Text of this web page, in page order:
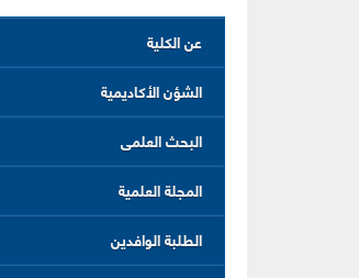
عن الكلية
الشؤن الأكاديمية
البحث العلمى
المجلة العلمية
الطلبة الوافدين